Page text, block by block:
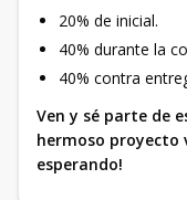
20% de inicial.
40% durante la
40% contra
Ven y sé parte de
hermoso proyecto
esperando!